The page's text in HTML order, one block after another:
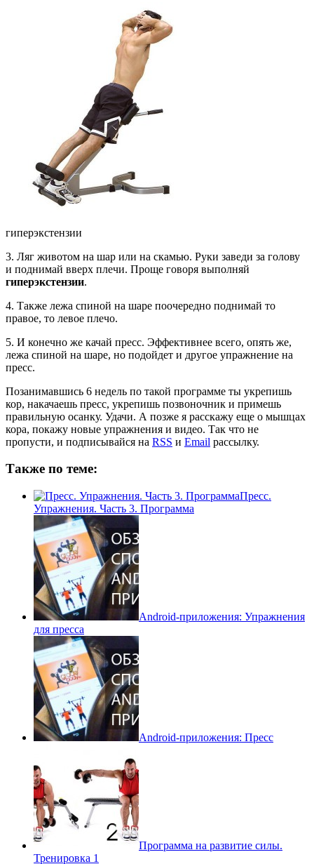
гиперэкстензии
3. Ляг животом на шар или на скамью. Руки заведи за голову
и поднимай вверх плечи. Проще говоря выполняй
гиперэкстензии.
4. Также лежа спиной на шаре поочередно поднимай то
правое, то левое плечо.
5. И конечно же качай пресс. Эффективнее всего, опять же,
лежа спиной на шаре, но подойдет и другое упражнение на
пресс.
Позанимавшись 6 недель по такой программе ты укрепишь
кор, накачаешь пресс, укрепишь позвоночник и примешь
правильную осанку. Удачи. А позже я расскажу еще о мышцах
кора, покажу новые упражнения и видео. Так что не
пропусти, и подписывайся на RSS и Email рассылку.
Также по теме:
Пресс.
Упражнения. Часть 3. Программа
Android-приложения: Упражнения
для пресса
Android-приложения: Пресс
Программа на развитие силы.
Тренировка 1